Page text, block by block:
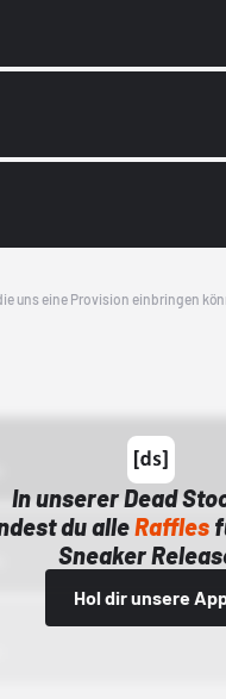
uns eine Provision einbringen
In unserer Dead
du alleRaffles
Sneaker
Hol dir unsere